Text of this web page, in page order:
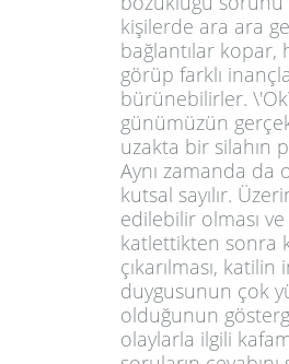
kişilerde ara ara
bağlantılar kopar,
görüp farklı
bürünebilirler.
günümüzün
uzakta bir silahın
Aynı zamanda da
kutsal sayılır.
edilebilir olması ve
katlettikten sonra
çıkarılması, katilin
duygusunun çok
olduğunun
olaylarla ilgili